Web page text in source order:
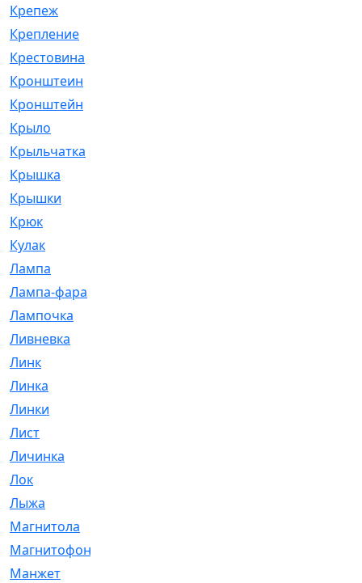
Крепеж
Крепление
Крестовина
Кронштеин
Кронштейн
Крыло
Крыльчатка
Крышка
Крышки
Крюк
Кулак
Лампа
Лампа-фара
Лампочка
Ливневка
Линк
Линка
Линки
Лист
Личинка
Лок
Лыжа
Магнитола
Магнитофон
Манжет